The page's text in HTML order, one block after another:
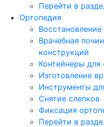
Перейти в
Ортопедия
Восстановление
Врачебная
конструкций
Контейнеры для
Изготовление
Инструменты
Снятие слепков
Фиксация
Перейти в